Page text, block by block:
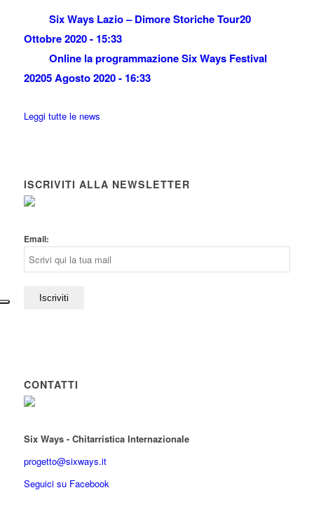
Six Ways Lazio – Dimore Storiche Tour20
Ottobre 2020 - 15:33
Online la programmazione Six Ways Festival
20205 Agosto 2020 - 16:33
Leggi tutte le news
ISCRIVITI ALLA NEWSLETTER
Email:
CONTATTI
Six Ways - Chitarristica Internazionale
progetto@sixways.it
Seguici su Facebook